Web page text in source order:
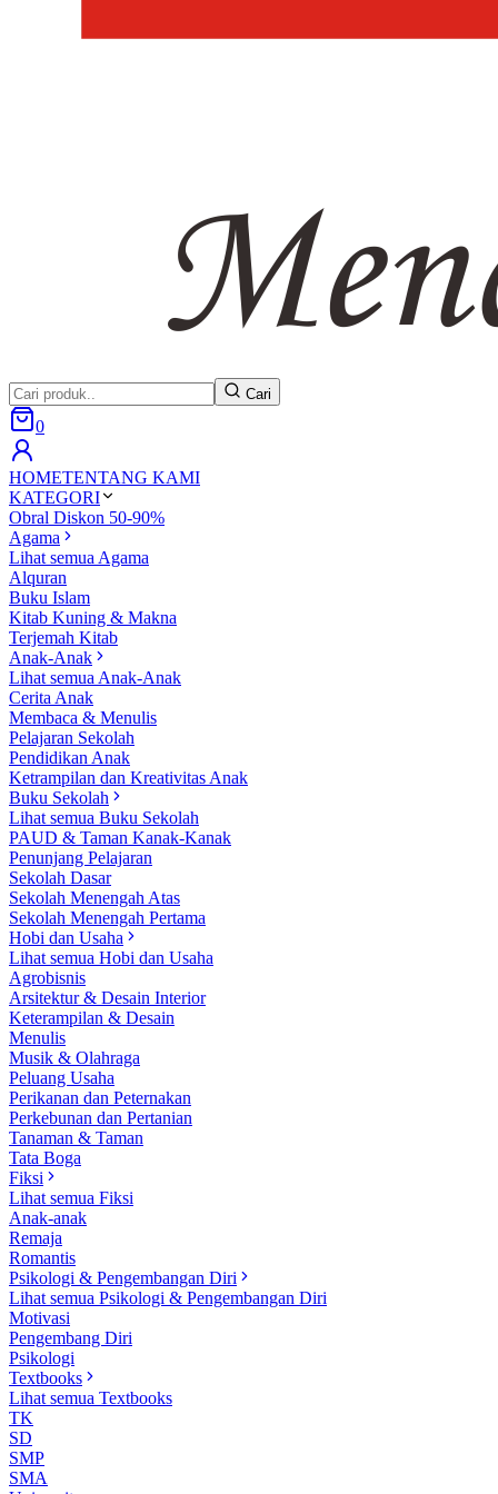
Cari
0
HOMETENTANG KAMI
KATEGORI
Obral Diskon 50-90%
Agama
Lihat semua Agama
Alquran
Buku Islam
Kitab Kuning & Makna
Terjemah Kitab
Anak-Anak
Lihat semua Anak-Anak
Cerita Anak
Membaca & Menulis
Pelajaran Sekolah
Pendidikan Anak
Ketrampilan dan Kreativitas Anak
Buku Sekolah
Lihat semua Buku Sekolah
PAUD & Taman Kanak-Kanak
Penunjang Pelajaran
Sekolah Dasar
Sekolah Menengah Atas
Sekolah Menengah Pertama
Hobi dan Usaha
Lihat semua Hobi dan Usaha
Agrobisnis
Arsitektur & Desain Interior
Keterampilan & Desain
Menulis
Musik & Olahraga
Peluang Usaha
Perikanan dan Peternakan
Perkebunan dan Pertanian
Tanaman & Taman
Tata Boga
Fiksi
Lihat semua Fiksi
Anak-anak
Remaja
Romantis
Psikologi & Pengembangan Diri
Lihat semua Psikologi & Pengembangan Diri
Motivasi
Pengembang Diri
Psikologi
Textbooks
Lihat semua Textbooks
TK
SD
SMP
SMA